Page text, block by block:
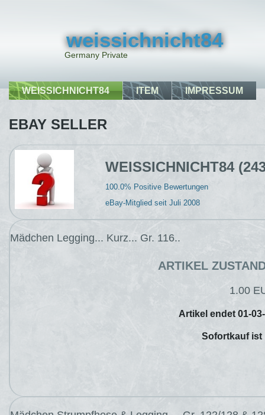
weissichnicht84
Germany Private
WEISSICHNICHT84 ITEM IMPRESSUM
EBAY SELLER
WEISSICHNICHT84
100.0% Positive Bewertungen
eBay-Mitglied seit Juli 2008
Mädchen Legging... Kurz... Gr. 116..
ARTIKEL
1.00
Artikel endet 01-
Sofortkauf ist